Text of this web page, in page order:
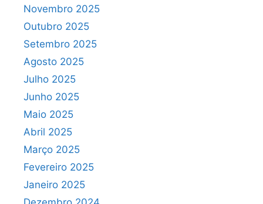
Novembro 2025
Outubro 2025
Setembro 2025
Agosto 2025
Julho 2025
Junho 2025
Maio 2025
Abril 2025
Março 2025
Fevereiro 2025
Janeiro 2025